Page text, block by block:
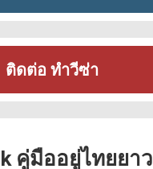
ติดต่อ ทำวีซ่า
คู่มืออยู่ไทยยาว